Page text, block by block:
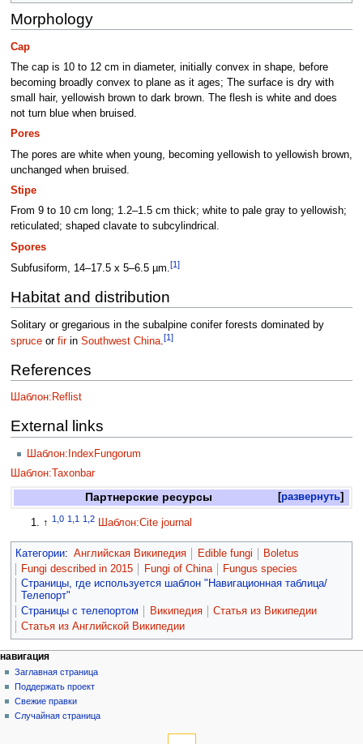
Morphology
Cap
The cap is 10 to 12 cm in diameter, initially convex in shape, before
becoming broadly convex to plane as it ages; The surface is dry with
small hair, yellowish brown to dark brown. The flesh is white and does
not turn blue when bruised.
Pores
The pores are white when young, becoming yellowish to yellowish brown,
unchanged when bruised.
Stipe
From 9 to 10 cm long; 1.2–1.5 cm thick; white to pale gray to yellowish;
reticulated; shaped clavate to subcylindrical.
Spores
Subfusiform, 14–17.5 x 5–6.5 µm.[1]
Habitat and distribution
Solitary or gregarious in the subalpine conifer forests dominated by
spruceor firin Southwest China.[1]
References
Шаблон:Reflist
External links
Шаблон:IndexFungorum
Шаблон:Taxonbar
развернуть
Партнерские ресурсы
↑1,0 1,1 1,2 Шаблон:Cite journal
Категории: Английская Википедия Edible fungi
Boletus
Fungi described in 2015
Fungi of China
Fungus species
Страницы, где используется шаблон "Навигационная таблица/
Телепорт"
Страницы с телепортом
Википедия
Статья из Википедии
Статья из Английской Википедии
навигация
Заглавная страница
Поддержать проект
Свежие правки
Случайная страница